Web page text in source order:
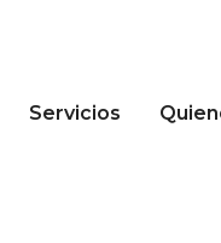
Servicios